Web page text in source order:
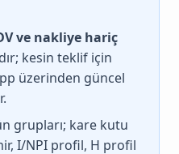
ve nakliye hariç
kesin teklif için
üzerinden güncel
grupları; kare kutu
I/NPI profil, H profil